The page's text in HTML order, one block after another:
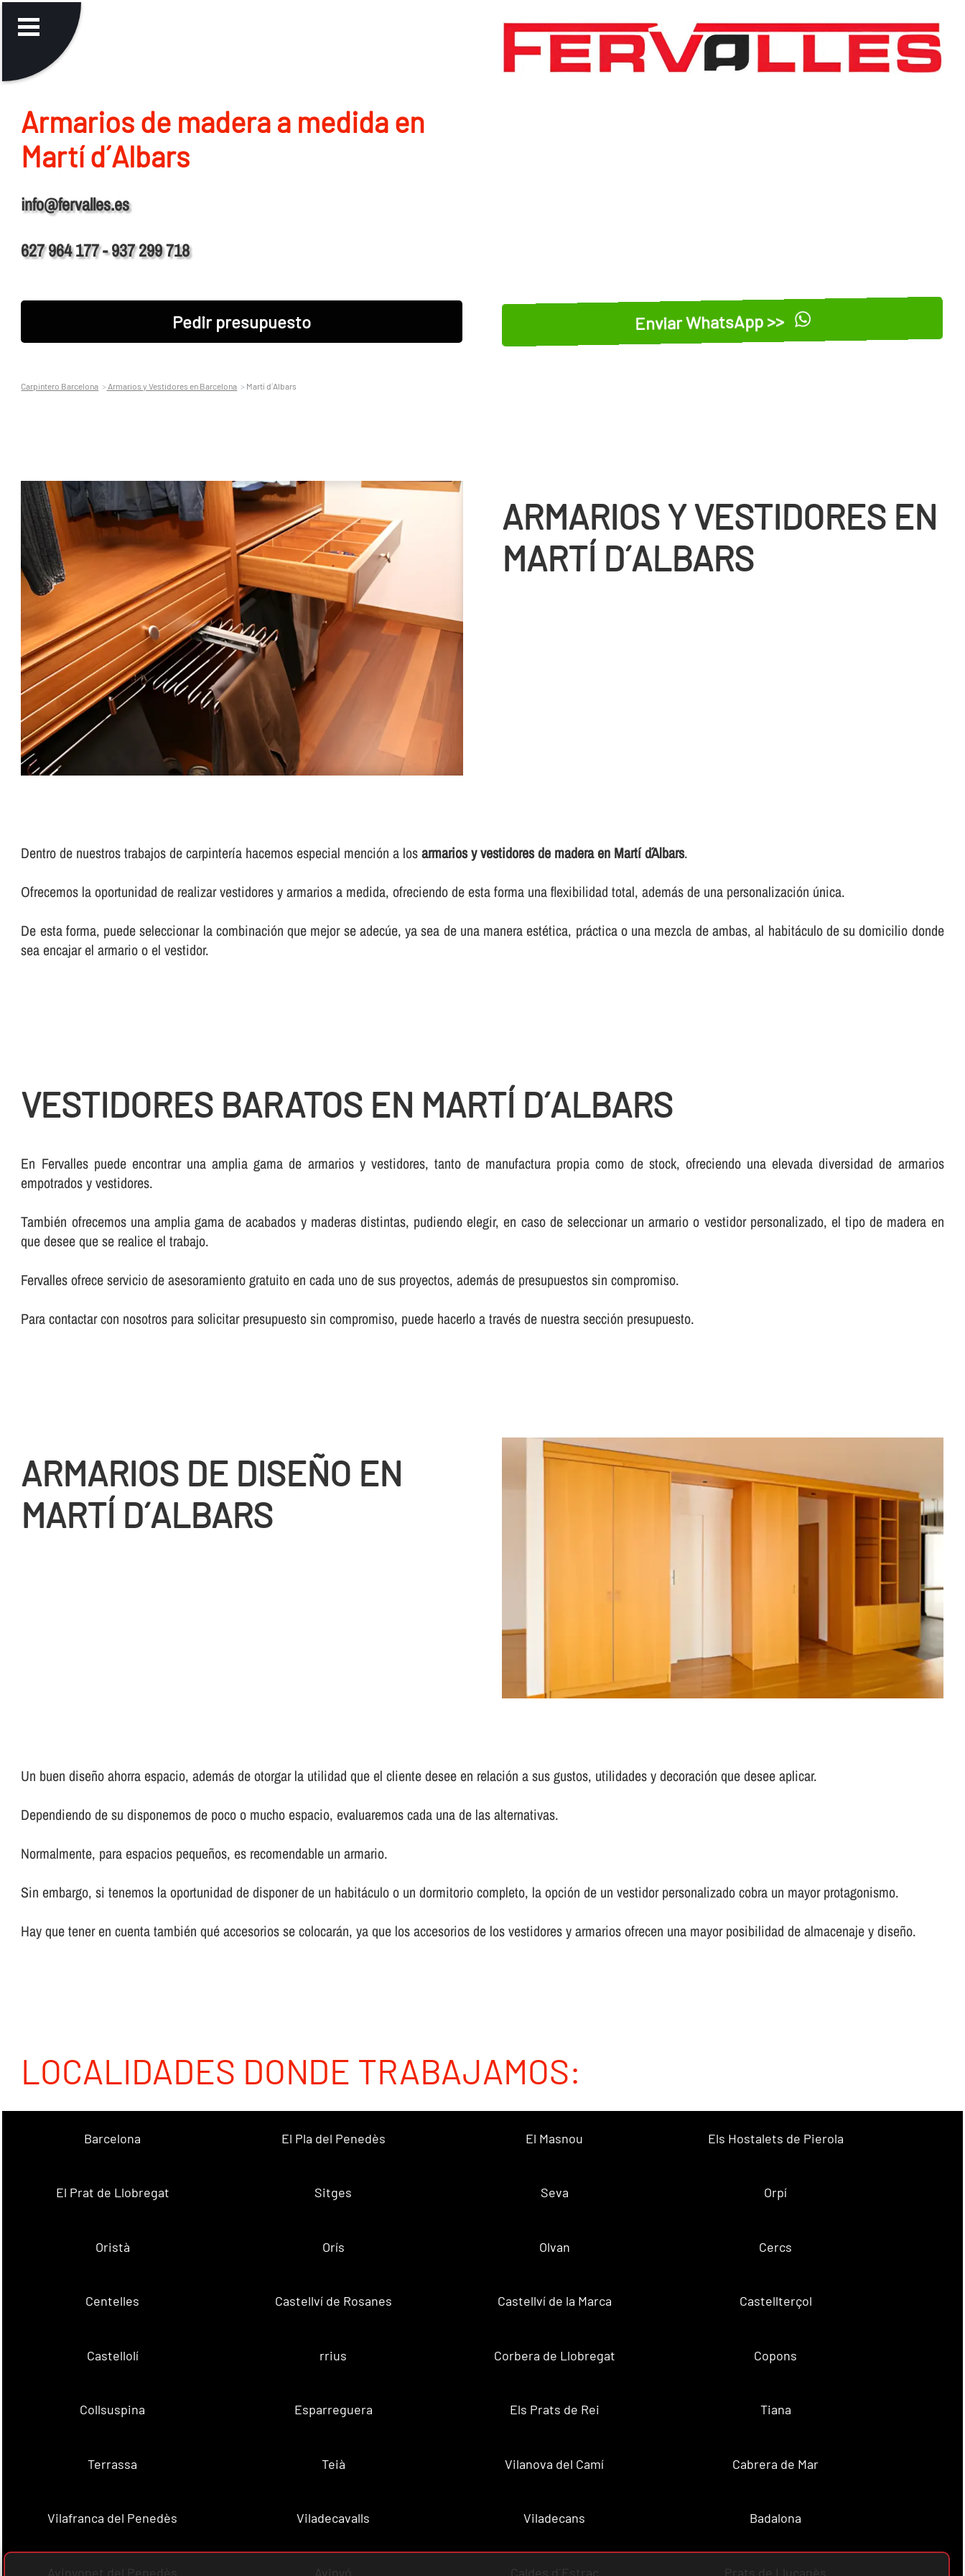
Armarios de madera a medida en
Martí d´Albars
info@fervalles.es
627 964 177 - 937 299 718
Pedir presupuesto Enviar WhatsApp >>
Carpintero Barcelona Armarios y Vestidores en Barcelona Martí d´Albars
ARMARIOS Y VESTIDORES EN
MARTÍ D´ALBARS
Dentro de nuestros trabajos de carpinterí­a hacemos especial mención a losarmarios y vestidores de madera en Martí d´Albars.
Ofrecemos la oportunidad de realizar vestidores y armarios a medida, ofreciendo de esta forma una flexibilidad total, además de una personalización única.
De esta forma, puede seleccionar la combinación que mejor se adecúe, ya sea de una manera estética, práctica o una mezcla de ambas, al habitáculo de su domicilio donde
sea encajar el armario o el vestidor.
VESTIDORES BARATOS EN MARTÍ D´ALBARS
En Fervalles puede encontrar una amplia gama de armarios y vestidores, tanto de manufactura propia como de stock, ofreciendo una elevada diversidad de armarios
empotrados y vestidores.
También ofrecemos una amplia gama de acabados y maderas distintas, pudiendo elegir, en caso de seleccionar un armario o vestidor personalizado, el tipo de madera en
que desee que se realice el trabajo.
Fervalles ofrece servicio de asesoramiento gratuito en cada uno de sus proyectos, además de presupuestos sin compromiso.
Para contactar con nosotros para solicitar presupuesto sin compromiso, puede hacerlo a través de nuestra sección presupuesto.
ARMARIOS DE DISEÑO EN
MARTÍ D´ALBARS
Un buen diseño ahorra espacio, además de otorgar la utilidad que el cliente desee en relación a sus gustos, utilidades y decoración que desee aplicar.
Dependiendo de su disponemos de poco o mucho espacio, evaluaremos cada una de las alternativas.
Normalmente, para espacios pequeños, es recomendable un armario.
Sin embargo, si tenemos la oportunidad de disponer de un habitáculo o un dormitorio completo, la opción de un vestidor personalizado cobra un mayor protagonismo.
Hay que tener en cuenta también qué accesorios se colocarán, ya que los accesorios de los vestidores y armarios ofrecen una mayor posibilidad de almacenaje y diseño.
LOCALIDADES DONDE TRABAJAMOS:
Barcelona El Pla del Penedès El Masnou Els Hostalets de Pierola
El Prat de Llobregat Sitges Seva Orpí
Oristà Orís Olvan Cercs
Centelles Castellví de Rosanes Castellví de la Marca Castellterçol
Castellolí rrius Corbera de Llobregat Copons
Collsuspina Esparreguera Els Prats de Rei Tiana
Terrassa Teià Vilanova del Camí Cabrera de Mar
Vilafranca del Penedès Viladecavalls Viladecans Badalona
Avinyonet del Penedès Avinyó Caldes d´Estrac Prats de Lluçanès